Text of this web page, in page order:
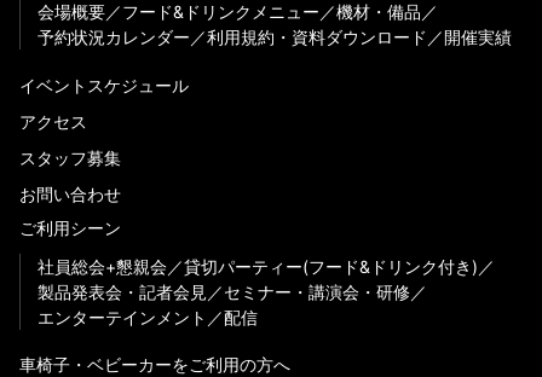
会場概要
フード&ドリンクメニュー
機材・備品
予約状況カレンダー
利用規約・資料ダウンロード 開催実績
イベントスケジュール
アクセス
スタッフ募集
お問い合わせ
ご利用シーン
社員総会+懇親会
貸切パーティー(フード&ドリンク付き)
製品発表会・記者会見
セミナー・講演会・研修
エンターテインメント
配信
車椅子・ベビーカーをご利用の方へ